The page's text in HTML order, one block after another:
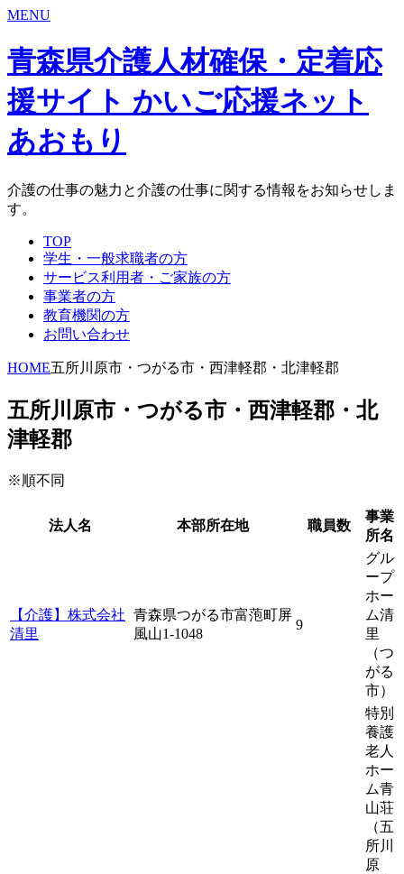
MENU
青森県介護人材確保・定着応
援サイト かいご応援ネット
あおもり
介護の仕事の魅力と介護の仕事に関する情報をお知らせしま
す。
TOP
学生・一般求職者の方
サービス利用者・ご家族の方
事業者の方
教育機関の方
お問い合わせ
HOME五所川原市・つがる市・西津軽郡・北津軽郡
五所川原市・つがる市・西津軽郡・北
津軽郡
※順不同
法人名 本部所在地 職員数
事業
所名
【介護】株式会社
清里
青森県つがる市富萢町屏
風山1-1048
9
グル
ープ
ホー
ム清
里
（つ
がる
市）
特別
養護
老人
ホー
ム青
山荘
（五
所川
原